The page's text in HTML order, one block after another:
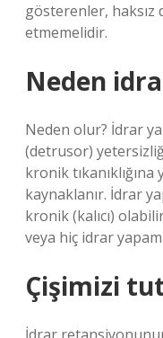
gösterenler,
etmemelidir.
Neden
Neden olur? İdrar
(detrusor) yetersizliği/
kronik
kaynaklanır. İdrar
kronik (kalıcı)
veya hiç idrar
Çişimizi